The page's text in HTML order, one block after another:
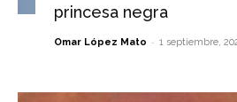
princesa negra
Omar López Mato - 1 septiembre,